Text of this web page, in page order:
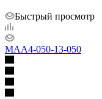
Быстрый просмотр
MAA4-050-13-050